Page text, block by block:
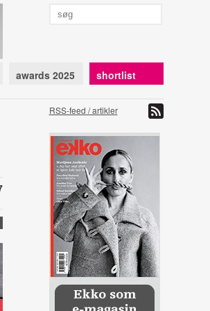
awards 2025 shortlist
RSS-feed / artikler